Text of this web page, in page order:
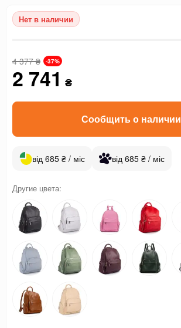
Нет в наличии
4 377₴ -37%
2 741 ₴
Сообщить о наличии
від 685 ₴ / міс від 685 ₴ / міс
Другие цвета: